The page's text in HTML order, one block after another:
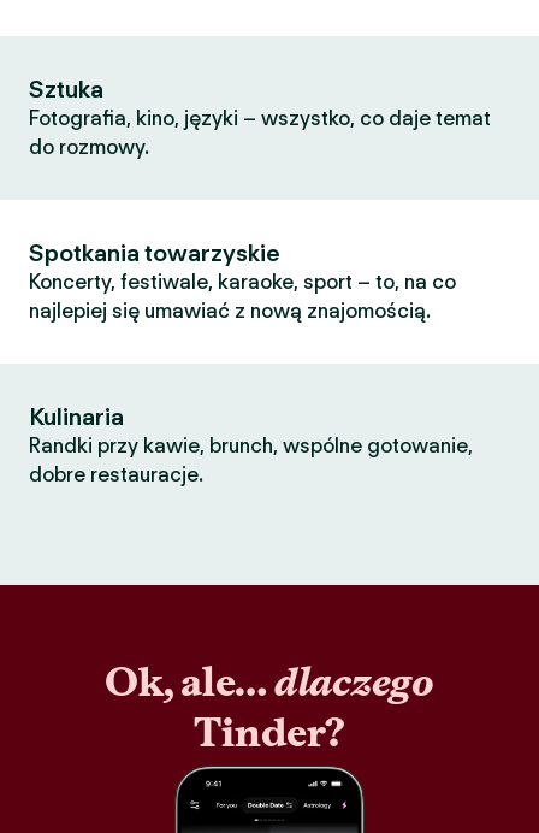
Sztuka
Fotografia, kino, języki – wszystko, co daje temat
do rozmowy.
Spotkania towarzyskie
Koncerty, festiwale, karaoke, sport – to, na co
najlepiej się umawiać z nową znajomością.
Kulinaria
Randki przy kawie, brunch, wspólne gotowanie,
dobre restauracje.
Ok, ale…dlaczego
Tinder?